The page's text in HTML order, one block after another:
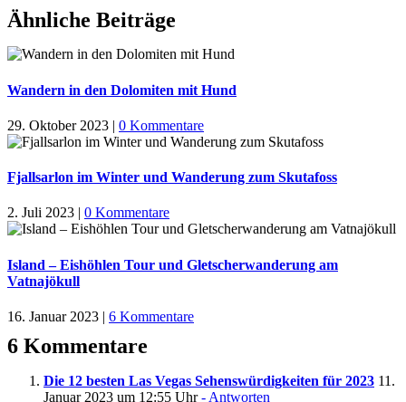
Ähnliche Beiträge
Wandern in den Dolomiten mit Hund
29. Oktober 2023 | 0 Kommentare
Fjallsarlon im Winter und Wanderung zum Skutafoss
2. Juli 2023 | 0 Kommentare
Island – Eishöhlen Tour und Gletscherwanderung am
Vatnajökull
16. Januar 2023 | 6 Kommentare
6 Kommentare
Die 12 besten Las Vegas Sehenswürdigkeiten für 2023 11.
Januar 2023 um 12:55 Uhr- Antworten